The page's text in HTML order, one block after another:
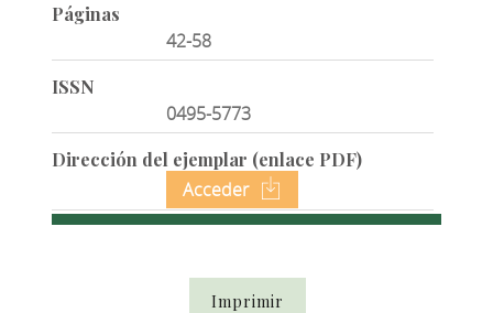
Páginas
42-58
ISSN
0495-5773
Dirección del ejemplar (enlace PDF)
Acceder
Imprimir